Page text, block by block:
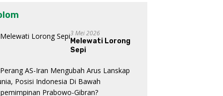
3 Mei 2026
Melewati Lorong
Sepi